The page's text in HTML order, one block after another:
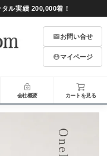
ル実績 200,000着！
お問い合せ
マイページ
会社概要 カートを見る